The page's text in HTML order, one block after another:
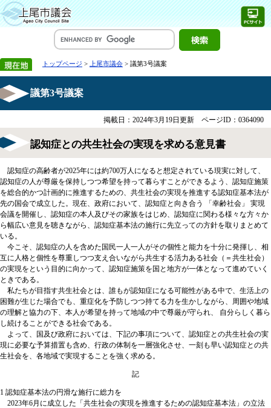
トップページ > 上尾市議会 > 議第3号議案
議第3号議案
掲載日：2024年3月19日更新 ページID：0364090
認知症との共生社会の実現を求める意見書
認知症の高齢者が2025年には約700万人になると想定されている現実に対して、
認知症の人が尊厳を保持しつつ希望を持って暮らすことができるよう、認知症施策
を総合的かつ計画的に推進するための、共生社会の実現を推進する認知症基本法が
先の国会で成立した。現在、政府において、認知症と向き合う 「幸齢社会」 実現
会議を開催し、認知症の本人及びその家族をはじめ、認知症に関わる様々な方々か
ら幅広い意見を聴きながら、認知症基本法の施行に先立っての方針を取りまとめて
いる。
今こそ、認知症の人を含めた国民一人一人がその個性と能力を十分に発揮し、相
互に人格と個性を尊重しつつ支え合いながら共生する活力ある社会（＝共生社会）
の実現をという目的に向かって、認知症施策を国と地方が一体となって進めていく
ときである。
私たちが目指す共生社会とは、誰もが認知症になる可能性がある中で、生活上の
困難が生じた場合でも、重症化を予防しつつ持てる力を生かしながら、周囲や地域
の理解と協力の下、本人が希望を持って地域の中で尊厳が守られ、 自分らしく暮ら
し続けることができる社会である。
よって、国及び政府においては、下記の事項について、認知症との共生社会の実
現に必要な予算措置も含め、行政の体制を一層強化させ、一刻も早い認知症との共
生社会を、各地域で実現することを強く求める。
記
1 認知症基本法の円滑な施行に総力を
2023年6月に成立した「共生社会の実現を推進するための認知症基本法」の立法